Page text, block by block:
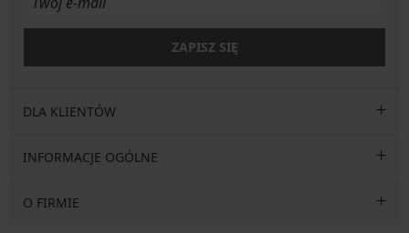
ZAPISZ SIĘ
DLA KLIENTÓW
INFORMACJE OGÓLNE
O FIRMIE